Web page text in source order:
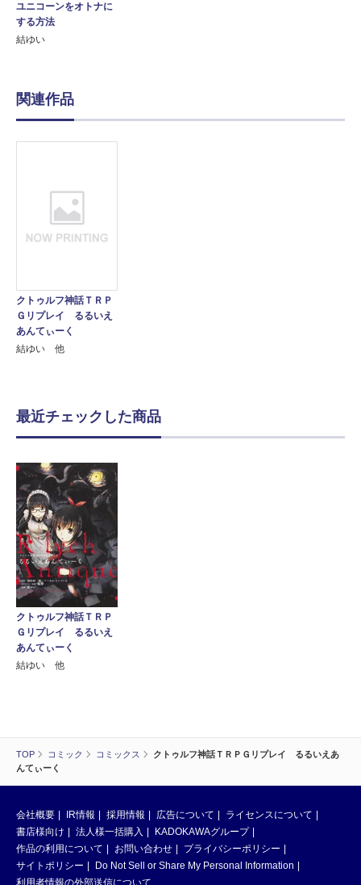
TOP コミック コミックス
クトゥルフ神話ＴＲＰＧリプレイ るるいえあ
んてぃーく
ユニコーンをオトナに
する方法
結ゆい
関連作品
クトゥルフ神話ＴＲＰ
Ｇリプレイ るるいえ
あんてぃーく
結ゆい 他
最近チェックした商品
クトゥルフ神話ＴＲＰ
Ｇリプレイ るるいえ
あんてぃーく
結ゆい 他
会社概要 IR情報 採用情報 広告について
ライセンスについて
書店様向け
法人様一括購入
KADOKAWAグループ
作品の利用について
お問い合わせ
プライバシーポリシー
サイトポリシー
Do Not Sell or Share My Personal Information